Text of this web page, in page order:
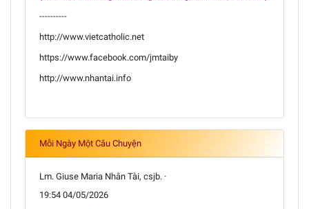
----------
http://www.vietcatholic.net
https://www.facebook.com/jmtaiby
http://www.nhantai.info
Mỗi Ngày Một Câu Chuyện
Lm. Giuse Maria Nhân Tài, csjb. ·
19:54 04/05/2026